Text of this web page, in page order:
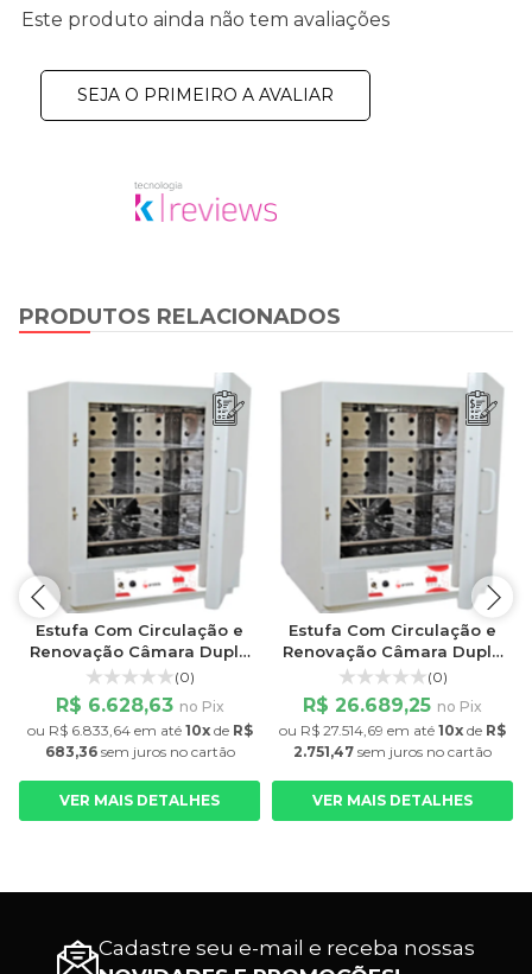
Este produto ainda não tem avaliações
SEJA O PRIMEIRO A AVALIAR
PRODUTOS RELACIONADOS
Estufa Com Circulação e
Renovação Câmara Dupla
110 Litros Interior Em Aço
Inox
(0)
R$ 6.628,63 no Pix
ou R$ 6.833,64em até 10xde R$
683,36 sem jurosno cartão
VER MAIS DETALHES
Estufa Com Circulação e
Renovação Câmara Dupla
1152 Litros Interior Em Aço
Inox
(0)
R$ 26.689,25 no Pix
ou R$ 27.514,69 em até 10x de R$
2.751,47 sem juros no cartão
VER MAIS DETALHES
Cadastre seu e-mail e receba nossas